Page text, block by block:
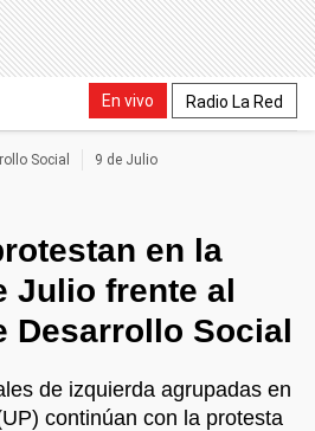
En vivo Radio La Red
Social 9 de Julio
en la
Julio frente al
Desarrollo Social
de izquierda agrupadas en
continúan con la protesta